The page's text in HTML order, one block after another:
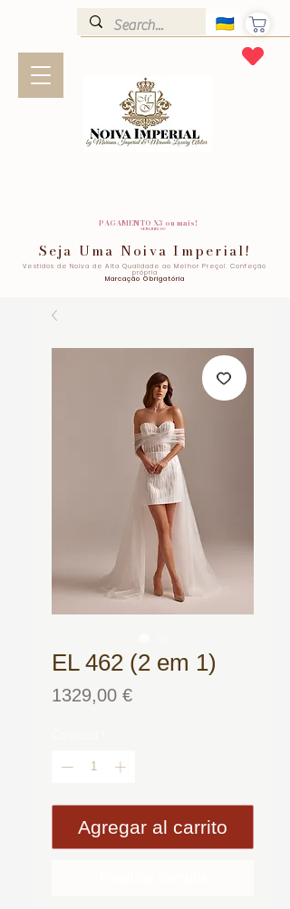
PAGAMENTO X3 ou mais!
SEM JUROS!
Seja Uma Noiva Imperial!
Vestidos de Noiva de Alta Qualidade ao Melhor Preço!. Confeção
própria
Marcação Obrigatória
EL 462 (2 em 1)
1329,00 €Precio
Agregar al carrito